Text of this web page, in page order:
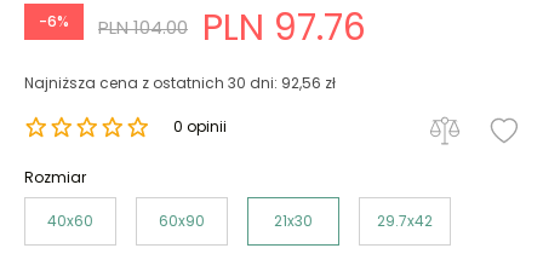
-6% PLN 104.00 PLN 97.76
Najniższa cena z ostatnich 30 dni: 92,56 zł
0 opinii
Rozmiar
40x60 60x90 21x30 29.7x42